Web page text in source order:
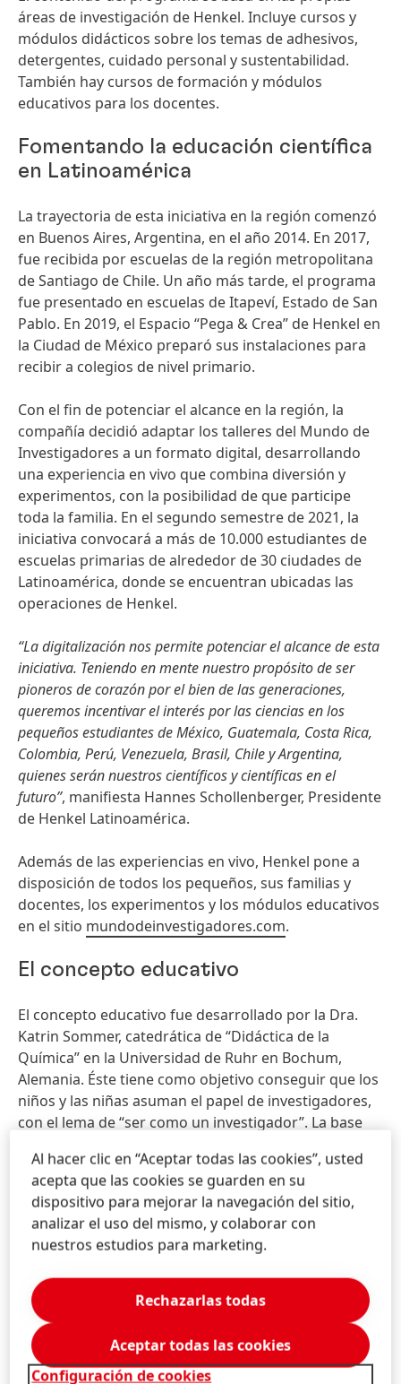
áreas de investigación de Henkel. Incluye cursos y
módulos didácticos sobre los temas de adhesivos,
detergentes, cuidado personal y sustentabilidad.
También hay cursos de formación y módulos
educativos para los docentes.
Fomentando la educación científica
en Latinoamérica
La trayectoria de esta iniciativa en la región comenzó
en Buenos Aires, Argentina, en el año 2014. En 2017,
fue recibida por escuelas de la región metropolitana
de Santiago de Chile. Un año más tarde, el programa
fue presentado en escuelas de Itapeví, Estado de San
Pablo. En 2019, el Espacio “Pega & Crea” de Henkel en
la Ciudad de México preparó sus instalaciones para
recibir a colegios de nivel primario.
Con el fin de potenciar el alcance en la región, la
compañía decidió adaptar los talleres del Mundo de
Investigadores a un formato digital, desarrollando
una experiencia en vivo que combina diversión y
experimentos, con la posibilidad de que participe
toda la familia. En el segundo semestre de 2021, la
iniciativa convocará a más de 10.000 estudiantes de
escuelas primarias de alrededor de 30 ciudades de
Latinoamérica, donde se encuentran ubicadas las
operaciones de Henkel.
“La digitalización nos permite potenciar el alcance de esta
iniciativa. Teniendo en mente nuestro propósito de ser
pioneros de corazón por el bien de las generaciones,
queremos incentivar el interés por las ciencias en los
pequeños estudiantes de México, Guatemala, Costa Rica,
Colombia, Perú, Venezuela, Brasil, Chile y Argentina,
quienes serán nuestros científicos y científicas en el
futuro”, manifiesta Hannes Schollenberger, Presidente
de Henkel Latinoamérica.
Además de las experiencias en vivo, Henkel pone a
disposición de todos los pequeños, sus familias y
docentes, los experimentos y los módulos educativos
en el sitio mundodeinvestigadores.com.
El concepto educativo
El concepto educativo fue desarrollado por la Dra.
Katrin Sommer, catedrática de “Didáctica de la
Química” en la Universidad de Ruhr en Bochum,
Alemania. Éste tiene como objetivo conseguir que los
niños y las niñas asuman el papel de investigadores,
con el lema de “ser como un investigador”. La base
alfabetización científica. Comprende el conocimiento
científico conceptual, así como sobre los métodos y
objetivos de la ciencia.
Este concepto se implementa a través de actividades
elementales que están conectadas con el proceso de
investigación. Los niños y niñas tienen sus propias
ideas acerca de esto: ellos consideran que las
personas que se dedican a la investigación no sólo
son inteligentes, sino también creativas –
Al hacer clic en “Aceptar todas las cookies”, usted
acepta que las cookies se guarden en su
dispositivo para mejorar la navegación del sitio,
analizar el uso del mismo, y colaborar con
nuestros estudios para marketing.
Configuración de cookies
Rechazarlas todas
Aceptar todas las cookies